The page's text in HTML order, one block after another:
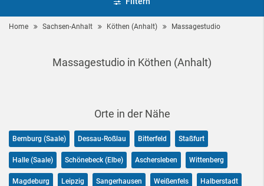
Home Sachsen-Anhalt Köthen (Anhalt) Massagestudio
Massagestudio in Köthen (Anhalt)
Orte in der Nähe
Bernburg (Saale) Dessau-Roßlau Bitterfeld Staßfurt
Halle (Saale) Schönebeck (Elbe) Aschersleben Wittenberg
Magdeburg Leipzig Sangerhausen Weißenfels Halberstadt